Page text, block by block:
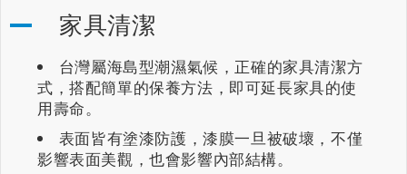
家具清潔
台灣屬海島型潮濕氣候，正確的家具清潔方
式，搭配簡單的保養方法，即可延長家具的使
用壽命。
表面皆有塗漆防護，漆膜一旦被破壞，不僅
影響表面美觀，也會影響內部結構。